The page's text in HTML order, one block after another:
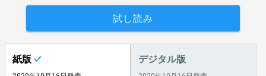
試し読み
紙版 デジタル版